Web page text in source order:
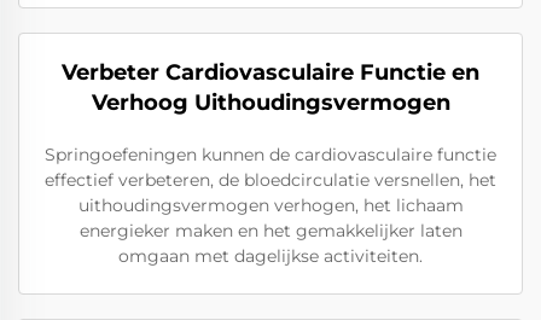
Verbeter Cardiovasculaire Functie en
Verhoog Uithoudingsvermogen
Springoefeningen kunnen de cardiovasculaire functie
effectief verbeteren, de bloedcirculatie versnellen, het
uithoudingsvermogen verhogen, het lichaam
energieker maken en het gemakkelijker laten
omgaan met dagelijkse activiteiten.